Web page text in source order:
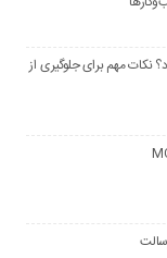
مهم برای جلوگیری از